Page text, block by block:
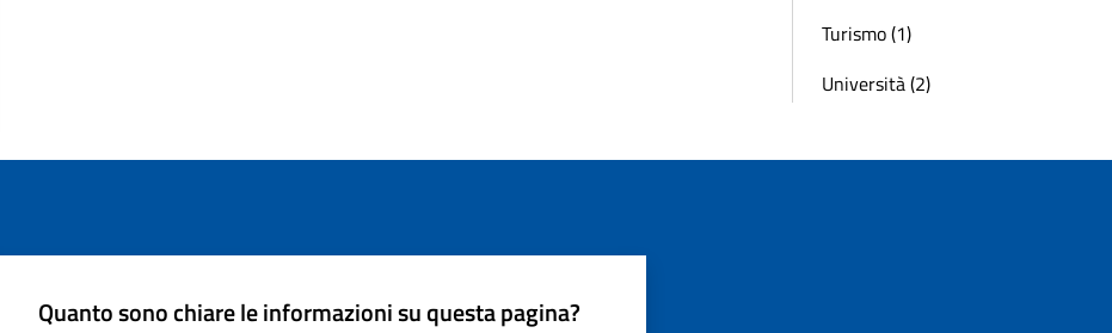
Turismo (1)
Università (2)
Quanto sono chiare le informazioni su questa pagina?